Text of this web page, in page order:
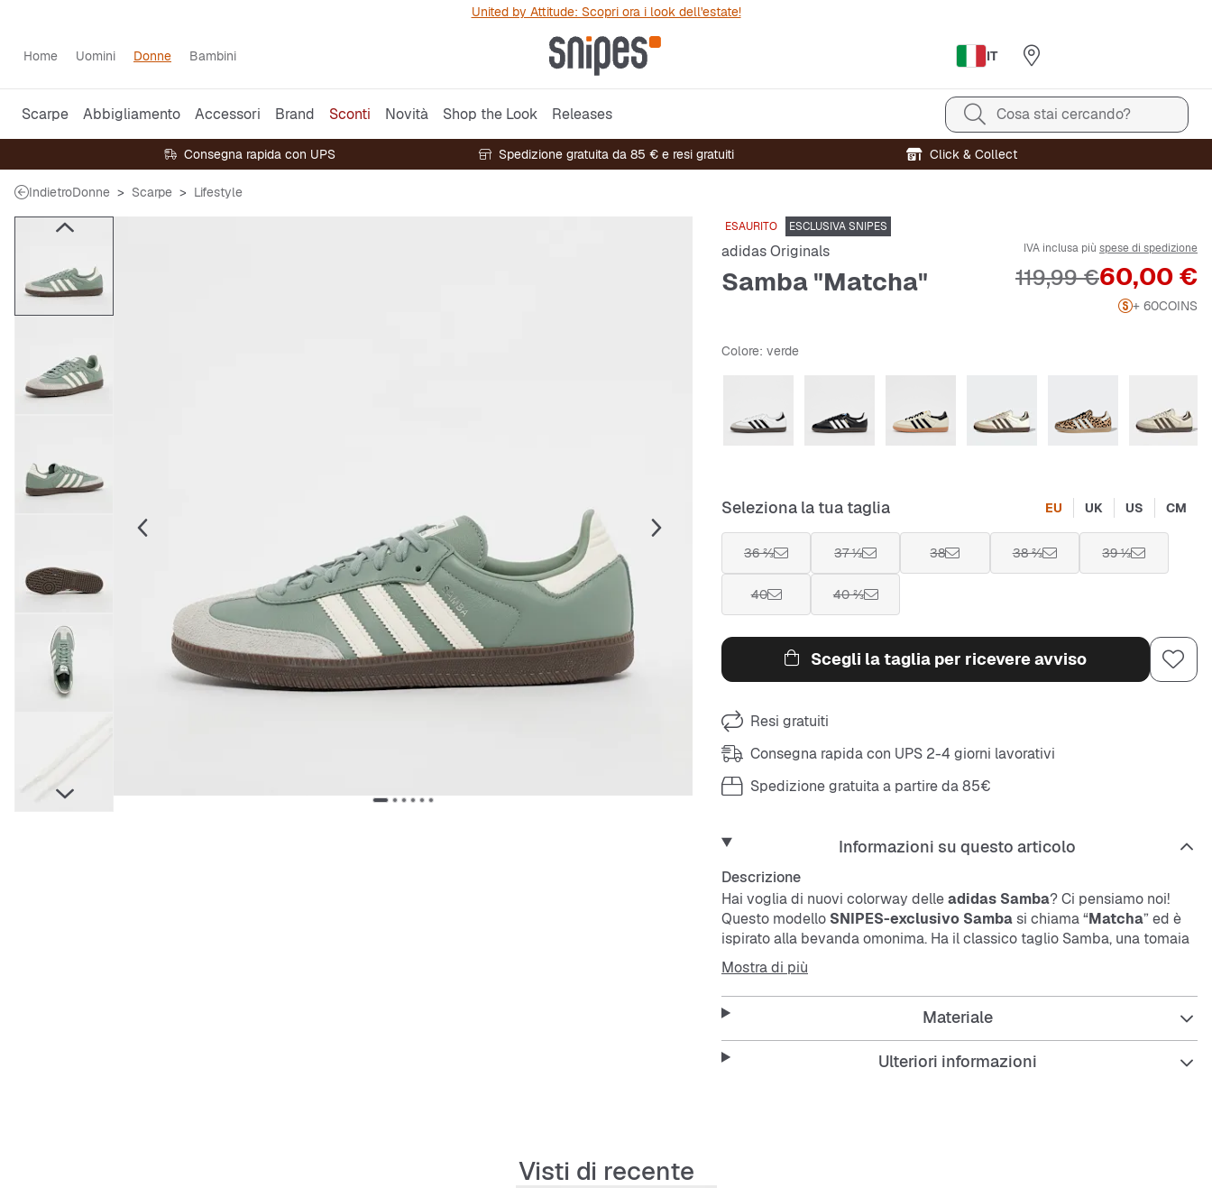
United by Attitude: Scopri ora i look dell'estate!
Home Uomini Donne Bambini IT
Scarpe Abbigliamento Accessori Brand Sconti Novità Shop the Look Releases Cosa stai cercando?
Consegna rapida con UPS Spedizione gratuita da 85 € e resi gratuiti Click & Collect
IndietroDonne Scarpe Lifestyle
ESAURITO ESCLUSIVA SNIPES
adidas Originals
Samba "Matcha"
IVA inclusa più spese di spedizione
Prezzo
60,00 €
Prezzo originale
119,99 €
+ 60COINS
Colore: verde
Seleziona la tua taglia EU UK US CM
36 ⅔ 37 ⅓ 38 38 ⅔ 39 ⅓
40 40 ⅔
Scegli la taglia per ricevere avviso
Resi gratuiti
Consegna rapida con UPS 2-4 giorni lavorativi
Spedizione gratuita a partire da 85€
Informazioni su questo articolo
Descrizione
Hai voglia di nuovi colorway delleadidas Samba? Ci pensiamo noi!
Questo modello SNIPES-exclusivo Sambasi chiama “Matcha” ed è
ispirato alla bevanda omonima. Ha il classico taglio Samba, una tomaia
in pelle verde, una zona T-Toe in
Samba dorato e ben due paia di lacci extra!
Perfette per chi vuole distinguersi con uno stile unico e fresco, le
adidas Samba Matchauniscono comfort e design iconico. Ideali per la
Mostra di più
Materiale
Ulteriori informazioni
Visti di recente